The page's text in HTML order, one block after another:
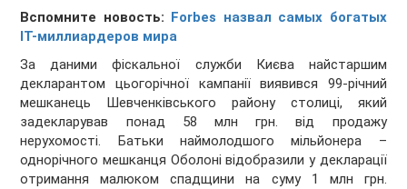
Вспомните новость: Forbes назвал самых богатых
IT-миллиардеров мира
За даними фіскальної служби Києва найстаршим
декларантом цьогорічної кампанії виявився 99-річний
мешканець Шевченківського району столиці, який
задекларував понад 58 млн грн. від продажу
нерухомості. Батьки наймолодшого мільйонера –
однорічного мешканця Оболоні відобразили у декларації
отримання малюком спадщини на суму 1 млн грн.